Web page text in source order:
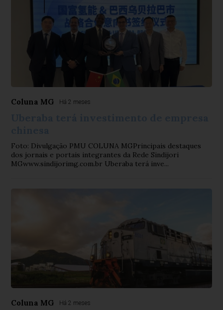
Coluna MG Há 2 meses
Foto: Divulgação PMU COLUNA MGPrincipais destaques
dos jornais e portais integrantes da Rede Sindijori
MGwww.sindijorimg.com.br Uberaba terá inve...
Coluna MG Há 2 meses